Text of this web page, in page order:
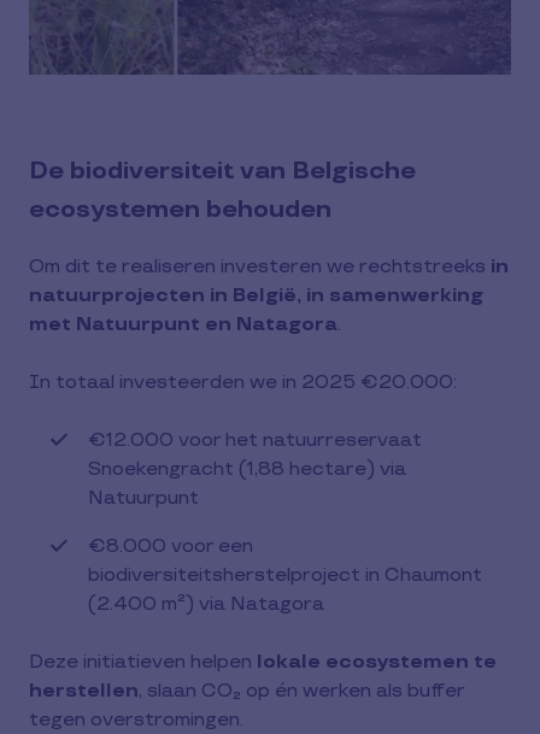
De biodiversiteit van Belgische
ecosystemen behouden
Om dit te realiseren investeren we rechtstreeks in
natuurprojecten in België, in samenwerking
met Natuurpunt en Natagora.
In totaal investeerden we in 2025 €20.000:
€12.000 voor het natuurreservaat
Snoekengracht (1,88 hectare) via
Natuurpunt
€8.000 voor een
biodiversiteitsherstelproject in Chaumont
(2.400 m²) via Natagora
Deze initiatieven helpen lokale ecosystemen te
herstellen, slaan CO₂ op én werken als buffer
tegen overstromingen.